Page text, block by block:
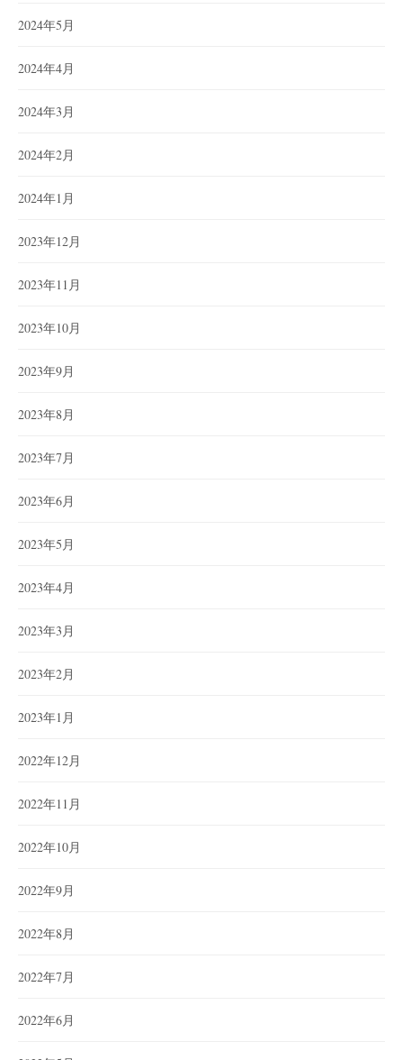
2024年5月
2024年4月
2024年3月
2024年2月
2024年1月
2023年12月
2023年11月
2023年10月
2023年9月
2023年8月
2023年7月
2023年6月
2023年5月
2023年4月
2023年3月
2023年2月
2023年1月
2022年12月
2022年11月
2022年10月
2022年9月
2022年8月
2022年7月
2022年6月